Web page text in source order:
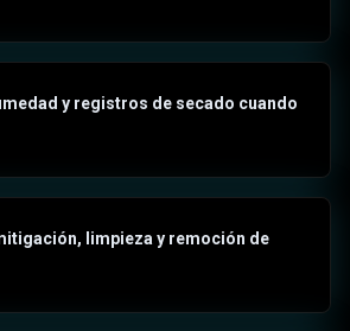
y registros de secado cuando
limpieza y remoción de